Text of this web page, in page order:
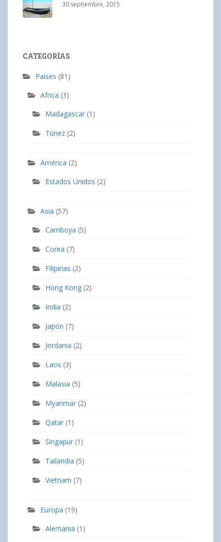
30 septiembre, 2015
CATEGORÍAS
Países (81)
Africa (3)
Madagascar (1)
Túnez (2)
América (2)
Estados Unidos (2)
Asia (57)
Camboya (5)
Corea (7)
Filipinas (2)
Hong Kong (2)
India (2)
Japón (7)
Jordania (2)
Laos (3)
Malasia (5)
Myanmar (2)
Qatar (1)
Singapur (1)
Tailandia (5)
Vietnam (7)
Europa (19)
Alemania (1)